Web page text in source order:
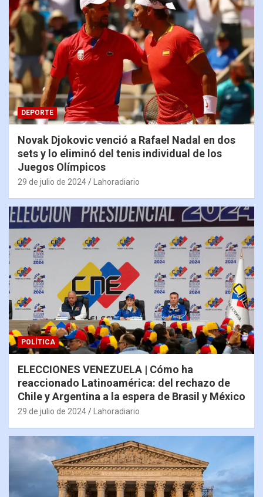
DEPORTE
Novak Djokovic venció a Rafael Nadal en dos
sets y lo eliminó del tenis individual de los
Juegos Olímpicos
29 de julio de 2024 Lahoradiario
POLÍTICA
ELECCIONES VENEZUELA | Cómo ha
reaccionado Latinoamérica: del rechazo de
Chile y Argentina a la espera de Brasil y México
29 de julio de 2024 Lahoradiario